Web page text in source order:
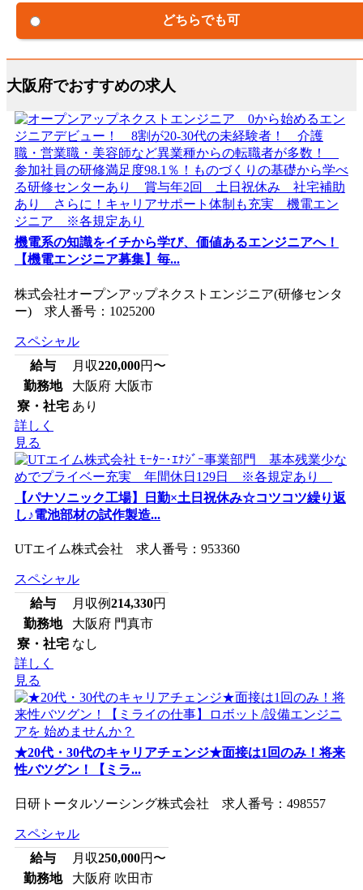
どちらでも可
大阪府でおすすめの求人
機電系の知識をイチから学び、価値あるエンジニアへ！
【機電エンジニア募集】毎...
株式会社オープンアップネクストエンジニア(研修センタ
ー) 求人番号：1025200
スペシャル
給与
月収220,000円〜
勤務地
大阪府 大阪市
寮・社宅 あり
詳しく
見る
【パナソニック工場】日勤×土日祝休み☆コツコツ繰り返
し♪電池部材の試作製造...
UTエイム株式会社 求人番号：953360
スペシャル
給与
月収例214,330円
勤務地
大阪府 門真市
寮・社宅 なし
詳しく
見る
★20代・30代のキャリアチェンジ★面接は1回のみ！将来
性バツグン！【ミラ...
日研トータルソーシング株式会社 求人番号：498557
スペシャル
給与
月収250,000円〜
勤務地
大阪府 吹田市